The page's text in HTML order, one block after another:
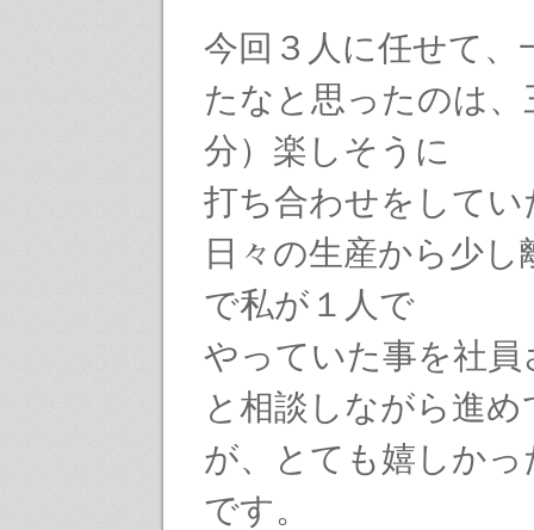
今回３人に任せて、
たなと思ったのは、
分）楽しそうに
打ち合わせをしてい
日々の生産から少し
で私が１人で
やっていた事を社員
と相談しながら進
が、とても嬉しかっ
です。